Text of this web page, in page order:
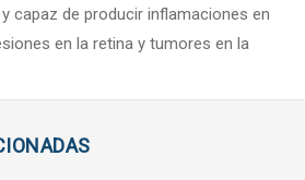
capaz de producir inflamaciones en
en la retina y tumores en la